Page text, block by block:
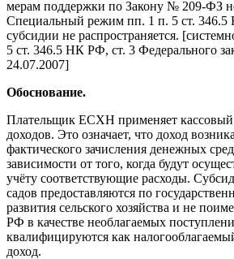
мерам поддержки по Закону № 209-ФЗ
Специальный режим пп. 1 п. 5 ст.
субсидии не распространяется.
5 ст. 346.5 НК РФ, ст. 3 Федерального
24.07.2007]
Обоснование.
Плательщик ЕСХН применяет кассовый
доходов. Это означает, что доход
фактического зачисления денежных
зависимости от того, когда будут
учёту соответствующие расходы.
садов предоставляются по
развития сельского хозяйства и не
РФ в качестве необлагаемых
квалифицируются как
доход.